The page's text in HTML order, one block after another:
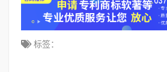
标签：